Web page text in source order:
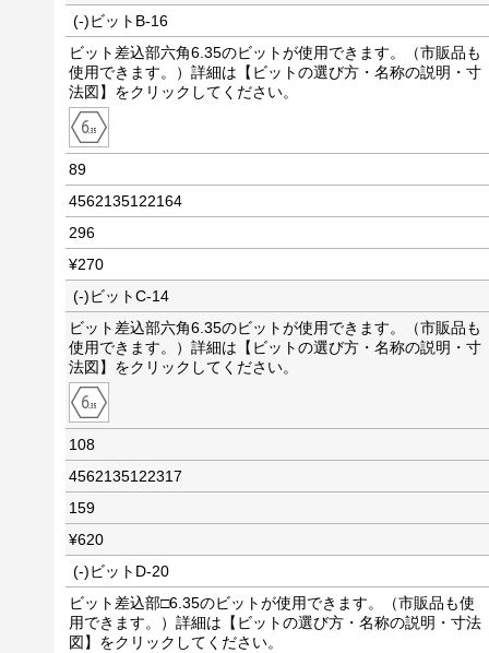
(-)ビットB-16
ビット差込部六角6.35のビットが使用できます。（市販品も
使用できます。）詳細は【ビットの選び方・名称の説明・寸
法図】をクリックしてください。
89
4562135122164
296
¥270
(-)ビットC-14
ビット差込部六角6.35のビットが使用できます。（市販品も
使用できます。）詳細は【ビットの選び方・名称の説明・寸
法図】をクリックしてください。
108
4562135122317
159
¥620
(-)ビットD-20
ビット差込部□6.35のビットが使用できます。（市販品も使
用できます。）詳細は【ビットの選び方・名称の説明・寸法
図】をクリックしてください。